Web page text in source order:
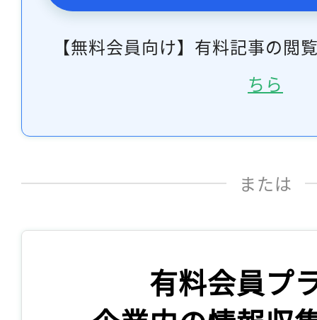
【無料会員向け】有料記事の閲
ちら
または
有料会員プ